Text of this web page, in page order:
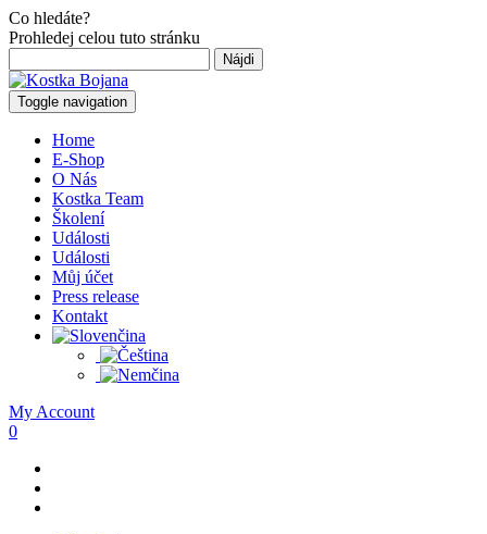
Co hledáte?
Prohledej celou tuto stránku
Toggle navigation
Home
E-Shop
O Nás
Kostka Team
Školení
Události
Události
Můj účet
Press release
Kontakt
My Account
0